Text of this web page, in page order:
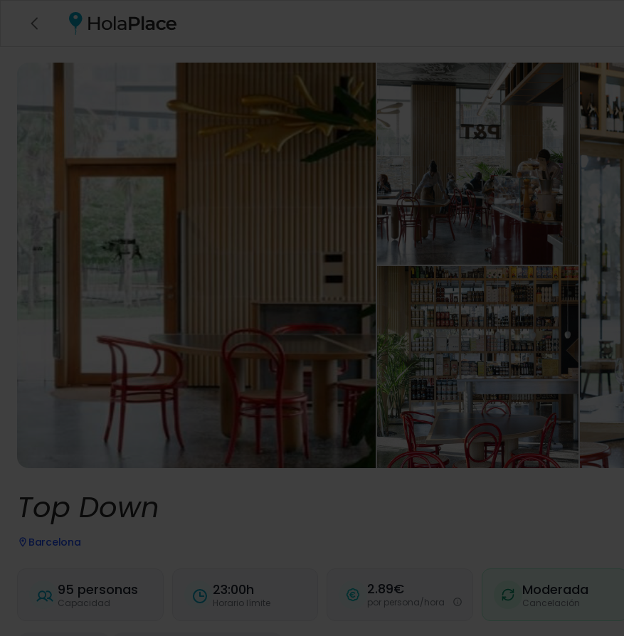
Top Down
Barcelona
95 personas
Capacidad
23:00h
Horario límite
2.89€
por persona/hora
Moderada
Cancelación